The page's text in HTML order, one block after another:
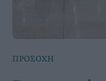
ΠΡΟΣΟΧΗ